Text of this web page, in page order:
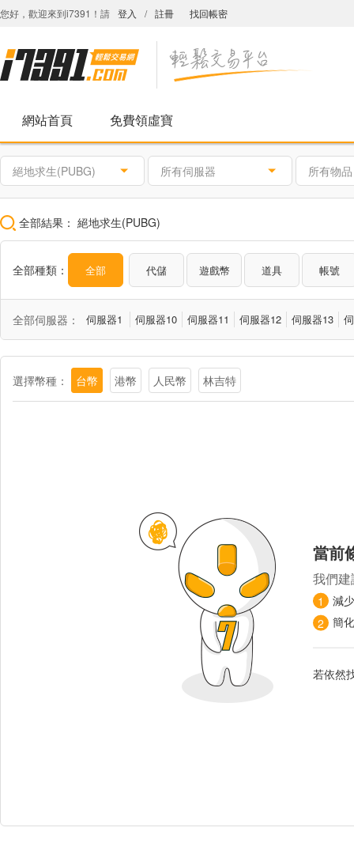
您好，歡迎來到i7391！請 登入 / 註冊 找回帳密
網站首頁 免費領虛寶
絕地求生(PUBG) 所有伺服器 所有物品
全部結果： 絕地求生(PUBG)
全部種類： 全部 代儲 遊戲幣 道具 帳號
全部伺服器： 伺服器1 伺服器10 伺服器11 伺服器12 伺服器13
伺服器2
伺服器20 伺服器3 伺服器4 伺服器5
選擇幣種： 台幣 港幣 人民幣 林吉特
當前
我們
1
減
2 簡
若依然